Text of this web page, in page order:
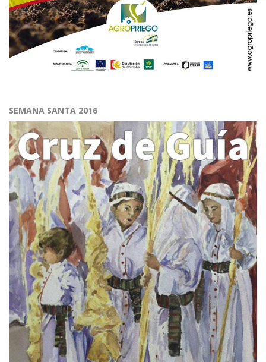
SEMANA SANTA 2016